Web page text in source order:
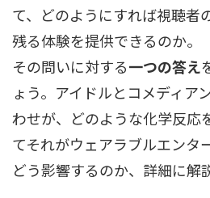
て、どのようにすれば視聴者
残る体験を提供できるのか。
その問いに対する一つの答え
ょう。アイドルとコメディア
わせが、どのような化学反応
てそれがウェアラブルエンタ
どう影響するのか、詳細に解